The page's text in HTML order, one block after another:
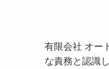
有限会社 オー
な責務と認識